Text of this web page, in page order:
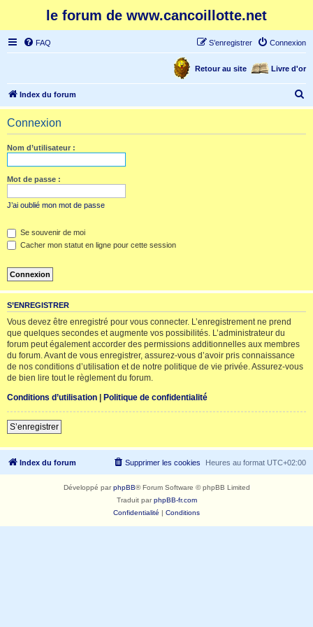
le forum de www.cancoillotte.net
FAQ Connexion
S’enregistrer
Livre d'or
Retour au site
Index du forum
e
Connexion
Nom d’utilisateur :
Mot de passe :
J’ai oublié mon mot de passe
Se souvenir de moi
Cacher mon statut en ligne pour cette session
S’ENREGISTRER
Vous devez être enregistré pour vous connecter. L’enregistrement ne prend
que quelques secondes et augmente vos possibilités. L’administrateur du
forum peut également accorder des permissions additionnelles aux membres
du forum. Avant de vous enregistrer, assurez-vous d’avoir pris connaissance
de nos conditions d’utilisation et de notre politique de vie privée. Assurez-vous
de bien lire tout le règlement du forum.
Conditions d’utilisation | Politique de confidentialité
S’enregistrer
Index du forum Heures au format UTC+02:00
Supprimer les cookies
Développé parphpBB® Forum Software © phpBB Limited
Traduit parphpBB-fr.com
Confidentialité | Conditions